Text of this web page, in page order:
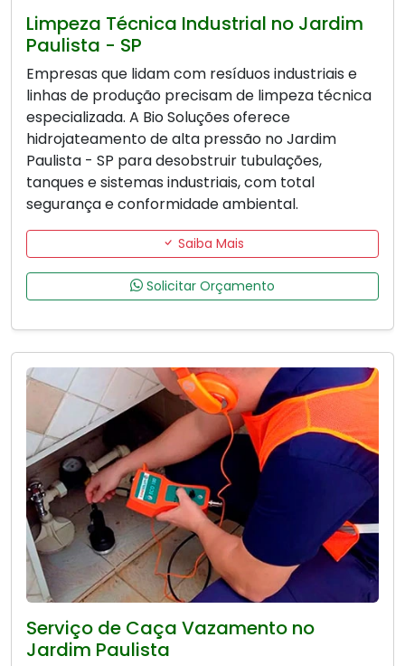
Limpeza Técnica Industrial no Jardim
Paulista - SP
Empresas que lidam com resíduos industriais e
linhas de produção precisam de limpeza técnica
especializada. A Bio Soluções oferece
hidrojateamento de alta pressão no Jardim
Paulista - SP para desobstruir tubulações,
tanques e sistemas industriais, com total
segurança e conformidade ambiental.
Saiba Mais
Solicitar Orçamento
Serviço de Caça Vazamento no
Jardim Paulista